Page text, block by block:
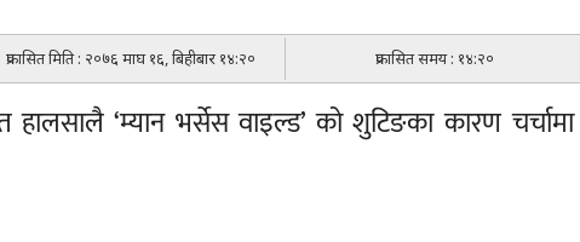
प्रकासित मिति : २०७६ माघ १६, बिहीबार १४:२० प्रकासित समय : १४:२०
हालसालै ‘म्यान भर्सेस वाइल्ड’ को शुटिङका कारण चर्चामा